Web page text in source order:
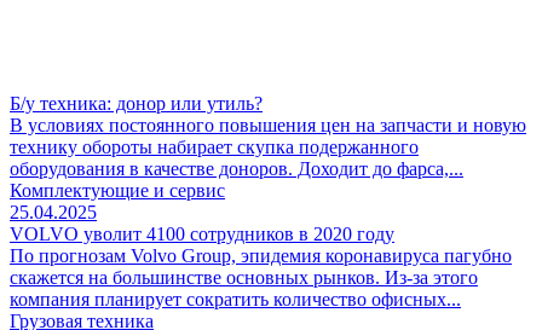
Б/у техника: донор или утиль?
В условиях постоянного повышения цен на запчасти и новую
технику обороты набирает скупка подержанного
оборудования в качестве доноров. Доходит до фарса,...
Комплектующие и сервис
25.04.2025
VOLVO уволит 4100 сотрудников в 2020 году
По прогнозам Volvo Group, эпидемия коронавируса пагубно
скажется на большинстве основных рынков. Из-за этого
компания планирует сократить количество офисных...
Грузовая техника